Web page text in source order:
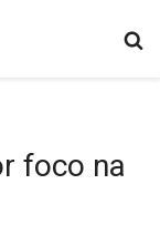
foco na